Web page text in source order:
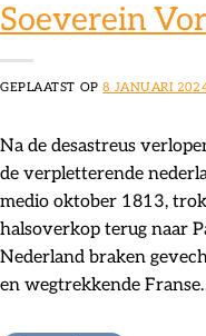
Soeverein
GEPLAATST OP8 JANUARI
Na de desastreus
de verpletterende
medio oktober 1813,
halsoverkop terug naar
Nederland braken
en wegtrekkende